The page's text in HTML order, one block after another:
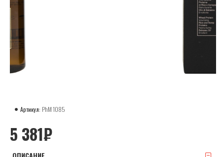
Артикул: PhM 1085
5 381₽